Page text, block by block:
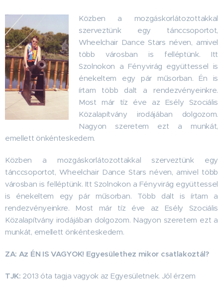
Közben a mozgáskorlátozottakkal
szerveztünk egy tánccsoportot,
Wheelchair Dance Stars néven, amivel
több városban is felléptünk. Itt
Szolnokon a Fényvirág együttessel is
énekeltem egy pár műsorban. Én is
írtam több dalt a rendezvényeinkre.
Most már tíz éve az Esély Szociális
Közalapítvány irodájában dolgozom.
Nagyon szeretem ezt a munkát,
emellett önkénteskedem.
Közben a mozgáskorlátozottakkal szerveztünk egy
tánccsoportot, Wheelchair Dance Stars néven, amivel több
városban is felléptünk. Itt Szolnokon a Fényvirág együttessel
is énekeltem egy pár műsorban. Több dalt is írtam a
rendezvényeinkre. Most már tíz éve az Esély Szociális
Közalapítvány irodájában dolgozom. Nagyon szeretem ezt a
munkát, emellett önkénteskedem.
ZA: Az ÉN IS VAGYOK! Egyesülethez mikor csatlakoztál?
TJK: 2013 óta tagja vagyok az Egyesületnek. Jól érzem